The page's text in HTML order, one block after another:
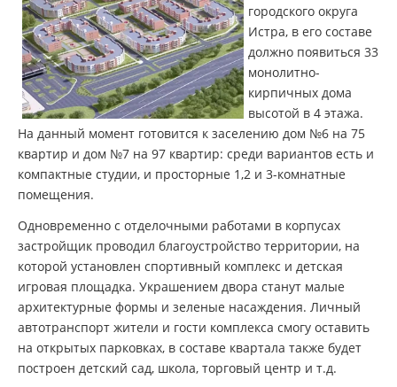
городского округа
Истра, в его составе
должно появиться 33
монолитно-
кирпичных дома
высотой в 4 этажа.
На данный момент готовится к заселению дом №6 на 75
квартир и дом №7 на 97 квартир: среди вариантов есть и
компактные студии, и просторные 1,2 и 3-комнатные
помещения.
Одновременно с отделочными работами в корпусах
застройщик проводил благоустройство территории, на
которой установлен спортивный комплекс и детская
игровая площадка. Украшением двора станут малые
архитектурные формы и зеленые насаждения. Личный
автотранспорт жители и гости комплекса смогу оставить
на открытых парковках, в составе квартала также будет
построен детский сад, школа, торговый центр и т.д.